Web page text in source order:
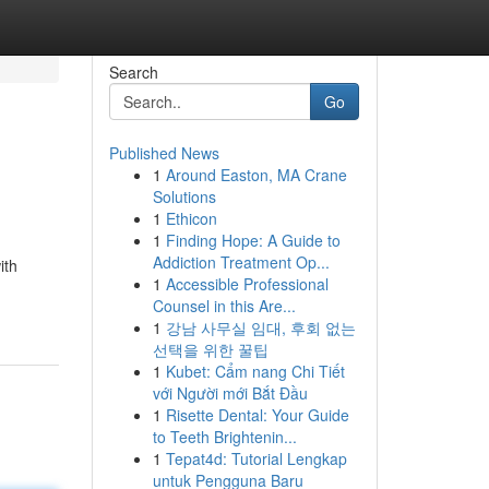
Search
Go
Published News
1 Around Easton, MA Crane
Solutions
1 Ethicon
1 Finding Hope: A Guide to
Addiction Treatment Op...
1 Accessible Professional
Counsel in this Are...
1 강남 사무실 임대, 후회 없는
선택을 위한 꿀팁
1 Kubet: Cẩm nang Chi Tiết
với Người mới Bắt Đầu
1 Risette Dental: Your Guide
to Teeth Brightenin...
1 Tepat4d: Tutorial Lengkap
untuk Pengguna Baru